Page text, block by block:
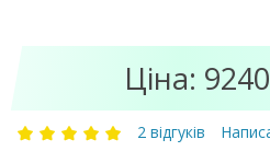
Ціна:
2 відгуків